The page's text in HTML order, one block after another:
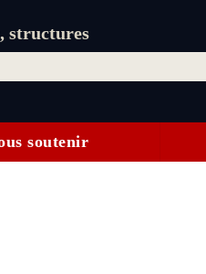
structures
soutenir